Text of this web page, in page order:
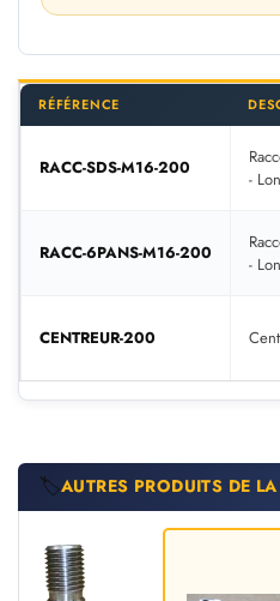
RÉFÉRENCE
RACC-SDS-M16-200
-
RACC-6PANS-M16-200
-
CENTREUR-200
🏷️AUTRES PRODUITS DE